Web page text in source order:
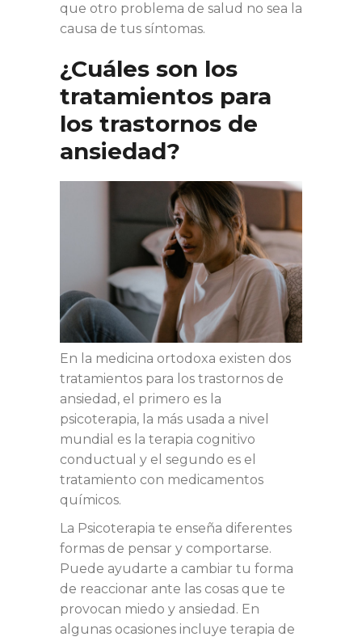
que otro problema de salud no sea la
causa de tus síntomas.
¿Cuáles son los
tratamientos para
los trastornos de
ansiedad?
En la medicina ortodoxa existen dos
tratamientos para los trastornos de
ansiedad, el primero es la
psicoterapia, la más usada a nivel
mundial es la terapia cognitivo
conductual y el segundo es el
tratamiento con medicamentos
químicos.
La Psicoterapia te enseña diferentes
formas de pensar y comportarse.
Puede ayudarte a cambiar tu forma
de reaccionar ante las cosas que te
provocan miedo y ansiedad. En
algunas ocasiones incluye terapia de